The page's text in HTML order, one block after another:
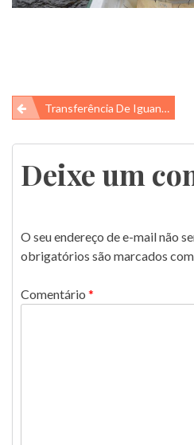
Navegação
de
Post
Transferência De Iguanas Em Galápagos
Deixe um
O seu endereço de e-mail não
obrigatórios são marcados com
Comentário *